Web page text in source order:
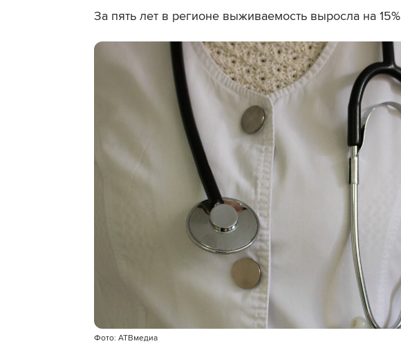
За пять лет в регионе выживаемость выросла на 15%
Фото: АТВмедиа